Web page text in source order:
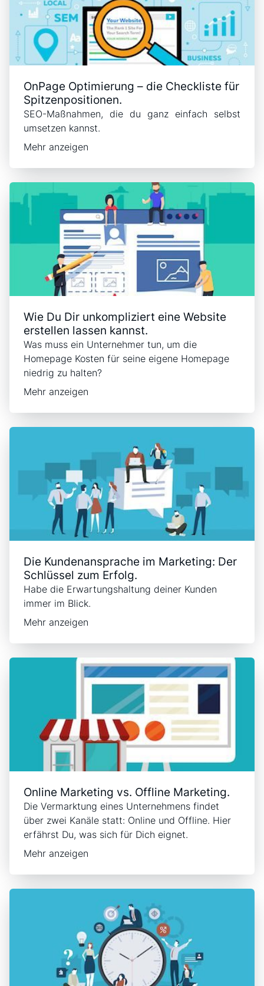
OnPage Optimierung – die Checkliste für
Spitzenpositionen.
SEO-Maßnahmen, die du ganz einfach selbst
umsetzen kannst.
Mehr anzeigen
Wie Du Dir unkompliziert eine Website
erstellen lassen kannst.
Was muss ein Unternehmer tun, um die
Homepage Kosten für seine eigene Homepage
niedrig zu halten?
Mehr anzeigen
Die Kundenansprache im Marketing: Der
Schlüssel zum Erfolg.
Habe die Erwartungshaltung deiner Kunden
immer im Blick.
Mehr anzeigen
Online Marketing vs. Offline Marketing.
Die Vermarktung eines Unternehmens findet
über zwei Kanäle statt: Online und Offline. Hier
erfährst Du, was sich für Dich eignet.
Mehr anzeigen